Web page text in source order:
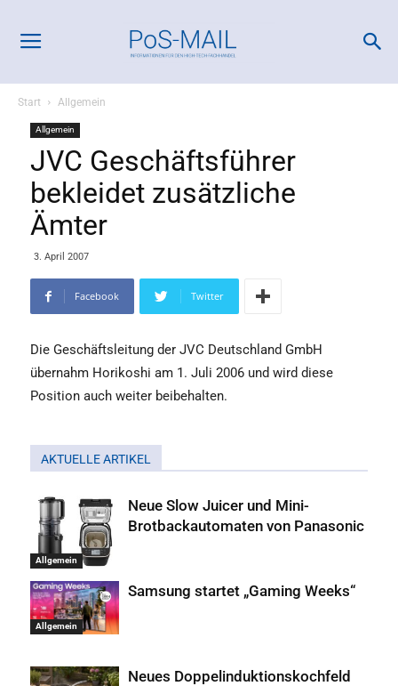
Start Allgemein
Allgemein
JVC Geschäftsführer
bekleidet zusätzliche
Ämter
3. April 2007
Facebook Twitter
Die Geschäftsleitung der JVC Deutschland GmbH
übernahm Horikoshi am 1. Juli 2006 und wird diese
Position auch weiter beibehalten.
AKTUELLE ARTIKEL
Allgemein
Neue Slow Juicer und Mini-
Brotbackautomaten von Panasonic
Allgemein
Samsung startet „Gaming Weeks“
Neues Doppelinduktionskochfeld